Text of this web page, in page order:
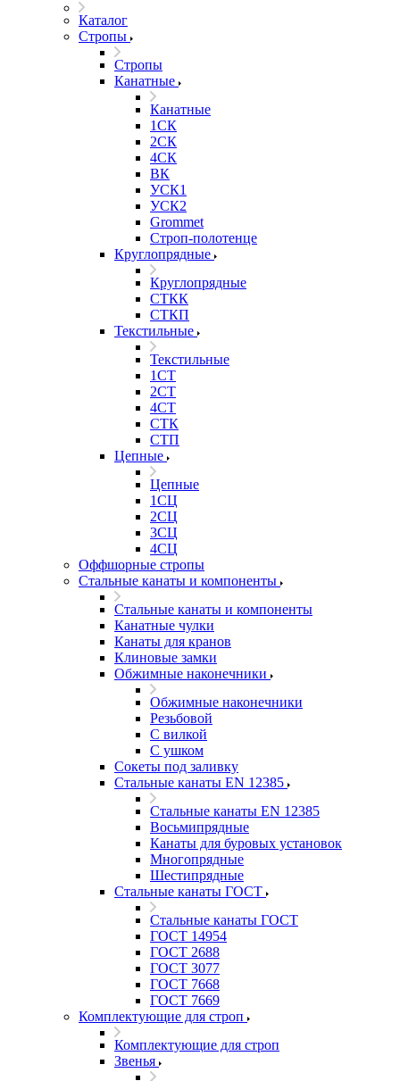
Каталог
Стропы
Стропы
Канатные
Канатные
1СК
2СК
4СК
ВК
УСК1
УСК2
Grommet
Строп-полотенце
Круглопрядные
Круглопрядные
СТКК
СТКП
Текстильные
Текстильные
1СТ
2СТ
4СТ
СТК
СТП
Цепные
Цепные
1СЦ
2СЦ
3СЦ
4СЦ
Оффшорные стропы
Стальные канаты и компоненты
Стальные канаты и компоненты
Канатные чулки
Канаты для кранов
Клиновые замки
Обжимные наконечники
Обжимные наконечники
Резьбовой
С вилкой
С ушком
Сокеты под заливку
Стальные канаты EN 12385
Стальные канаты EN 12385
Восьмипрядные
Канаты для буровых установок
Многопрядные
Шестипрядные
Стальные канаты ГОСТ
Стальные канаты ГОСТ
ГОСТ 14954
ГОСТ 2688
ГОСТ 3077
ГОСТ 7668
ГОСТ 7669
Комплектующие для строп
Комплектующие для строп
Звенья